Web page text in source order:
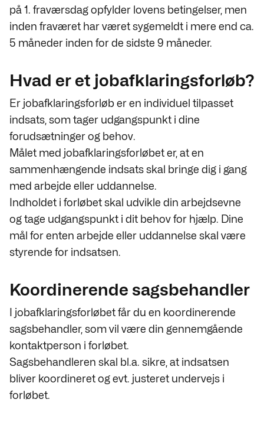
på 1. fraværsdag opfylder lovens betingelser, men
inden fraværet har været sygemeldt i mere end ca.
5 måneder inden for de sidste 9 måneder.
Hvad er et jobafklaringsforløb?
Er jobafklaringsforløb er en individuel tilpasset
indsats, som tager udgangspunkt i dine
forudsætninger og behov.
Målet med jobafklaringsforløbet er, at en
sammenhængende indsats skal bringe dig i gang
med arbejde eller uddannelse.
Indholdet i forløbet skal udvikle din arbejdsevne
og tage udgangspunkt i dit behov for hjælp. Dine
mål for enten arbejde eller uddannelse skal være
styrende for indsatsen.
Koordinerende sagsbehandler
I jobafklaringsforløbet får du en koordinerende
sagsbehandler, som vil være din gennemgående
kontaktperson i forløbet.
Sagsbehandleren skal bl.a. sikre, at indsatsen
bliver koordineret og evt. justeret undervejs i
forløbet.